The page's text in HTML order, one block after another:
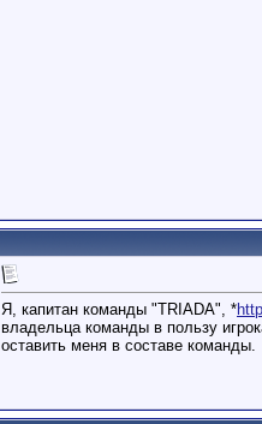
Я, капитан команды "TRIADA", *
владельца команды в пользу
оставить меня в составе команды.